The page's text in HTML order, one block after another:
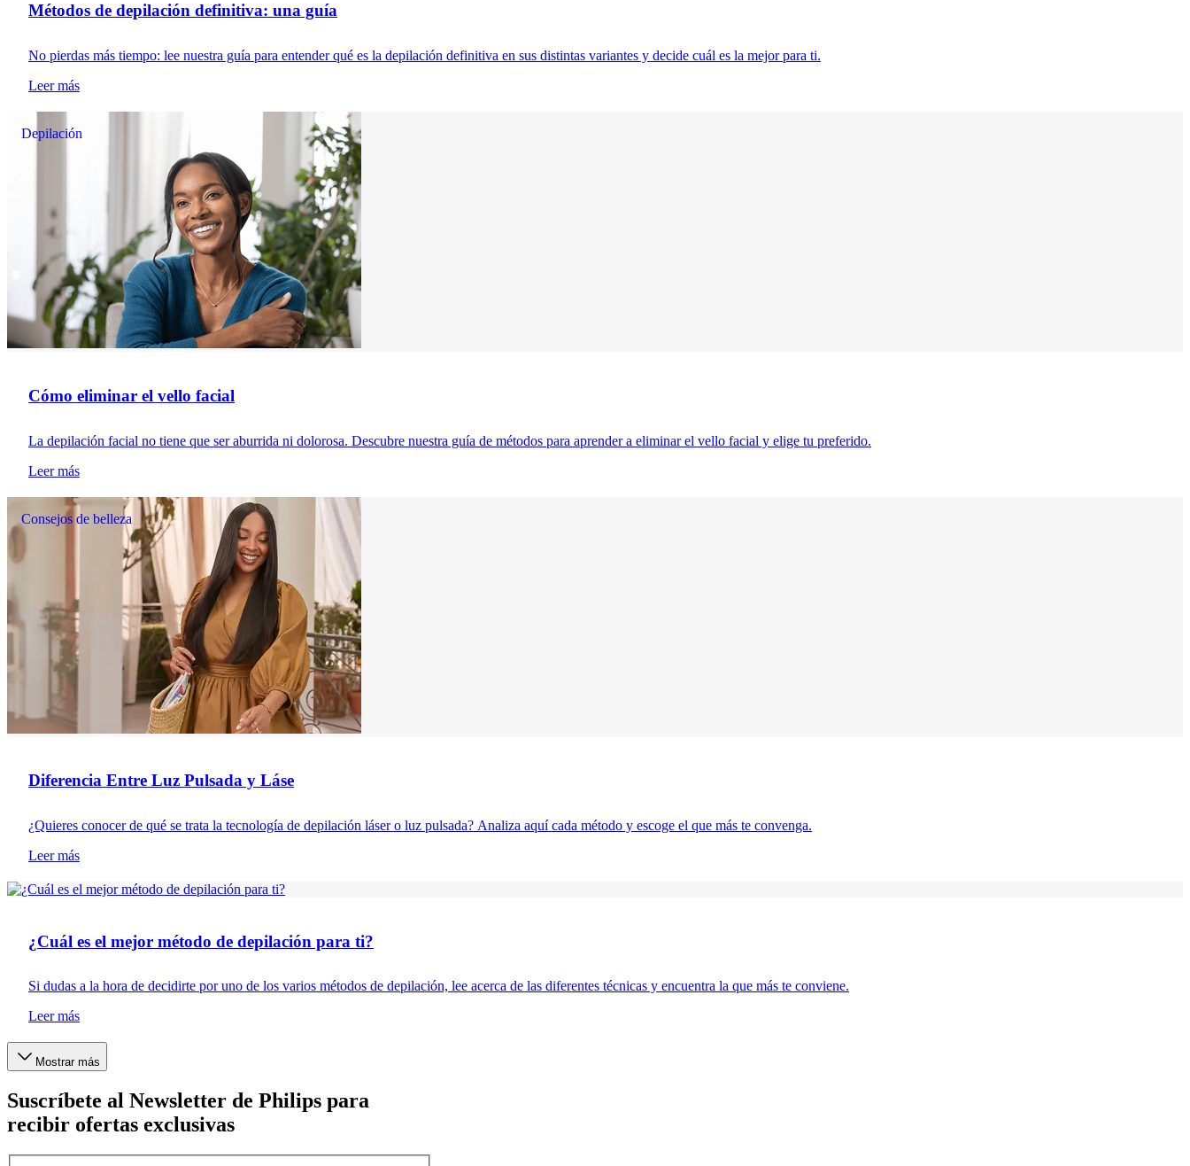
Métodos de depilación definitiva: una guía
No pierdas más tiempo: lee nuestra guía para entender qué es la depilación definitiva en sus distintas variantes y decide cuál es la mejor para ti.
Leer más
Depilación
Cómo eliminar el vello facial
La depilación facial no tiene que ser aburrida ni dolorosa. Descubre nuestra guía de métodos para aprender a eliminar el vello facial y elige tu preferido.
Leer más
Consejos de belleza
Diferencia Entre Luz Pulsada y Láse
¿Quieres conocer de qué se trata la tecnología de depilación láser o luz pulsada? Analiza aquí cada método y escoge el que más te convenga.
Leer más
¿Cuál es el mejor método de depilación para ti?
Si dudas a la hora de decidirte por uno de los varios métodos de depilación, lee acerca de las diferentes técnicas y encuentra la que más te conviene.
Leer más
Mostrar más
Suscríbete al Newsletter de Philips para
recibir ofertas exclusivas